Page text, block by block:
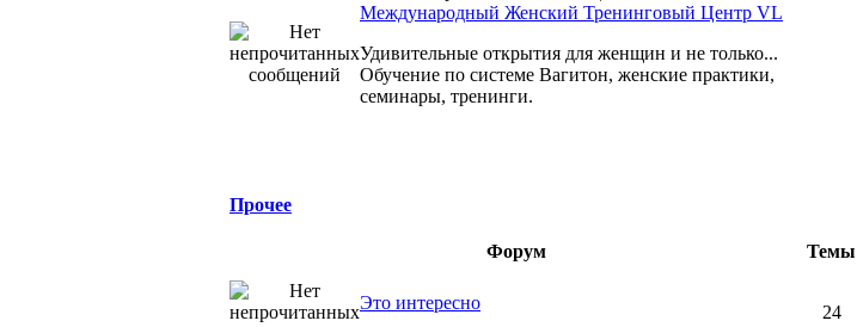
Международный Женский Тренинговый Центр VL
Удивительные открытия для женщин и не только...
Обучение по системе Вагитон, женские практики,
семинары, тренинги.
Прочее
Форум Темы
Это интересно 24